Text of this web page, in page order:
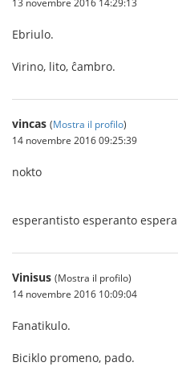
Ebriulo.
Virino, lito, ĉambro.
vincas (Mostra il profilo)
14 novembre 2016 09:25:39
nokto
esperantisto esperanto
Vinisus (Mostra il profilo)
14 novembre 2016 10:09:04
Fanatikulo.
Biciklo promeno, pado.